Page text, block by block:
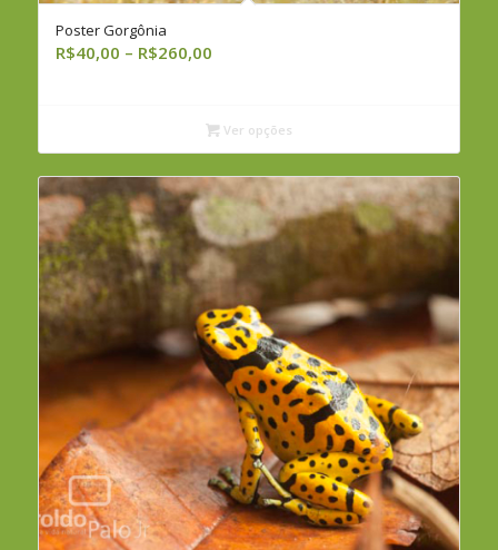
Poster Gorgônia
R$40,00 – R$260,00Faixa
R$40,00
através
R$260,00
Ver opções